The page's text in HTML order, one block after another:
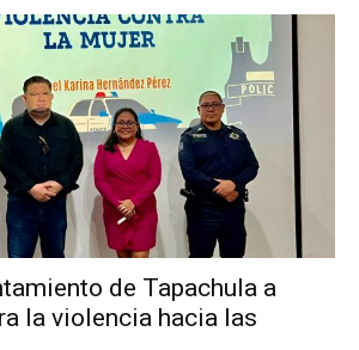
de Tapachula a
la violencia hacia las